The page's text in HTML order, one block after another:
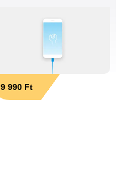
9 990 Ft